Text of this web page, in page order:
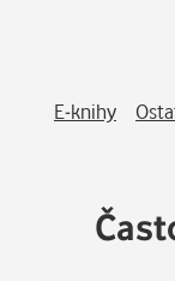
O interview s
nemeckým
nerozpoznali
i zákulisných
médií. Jeho
E-knihy